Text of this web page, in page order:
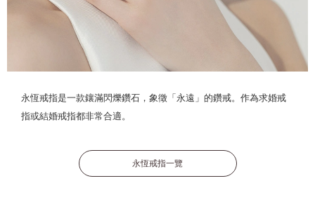
永恆戒指是一款鑲滿閃爍鑽石，象徵「永遠」的鑽戒。作為求婚戒
指或結婚戒指都非常合適。
永恆戒指一覽